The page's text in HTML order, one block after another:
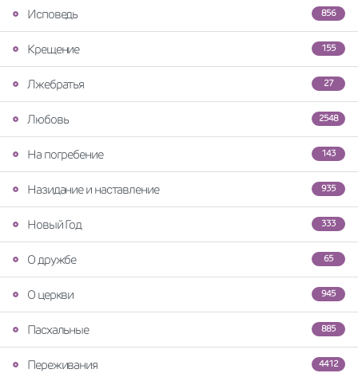
856
Исповедь
155
Крещение
27
Лжебратья
2548
Любовь
143
На погребение
935
Назидание и наставление
333
Новый Год
65
О дружбе
945
О церкви
885
Пасхальные
4412
Переживания